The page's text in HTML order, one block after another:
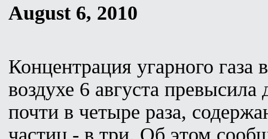
August 6, 2010
Концентрация угарного газа
воздухе 6 августа
почти в четыре раза,
частиц - в три. Об этом